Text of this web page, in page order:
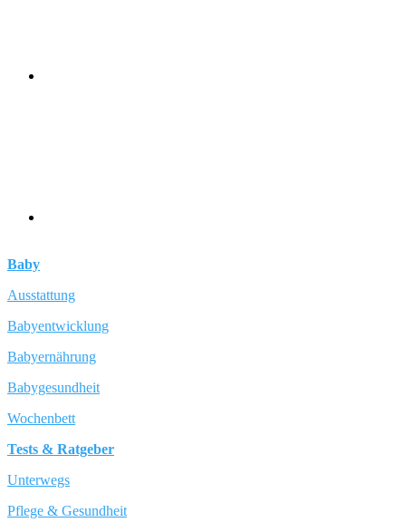
Baby
Ausstattung
Babyentwicklung
Babyernährung
Babygesundheit
Wochenbett
Tests & Ratgeber
Unterwegs
Pflege & Gesundheit